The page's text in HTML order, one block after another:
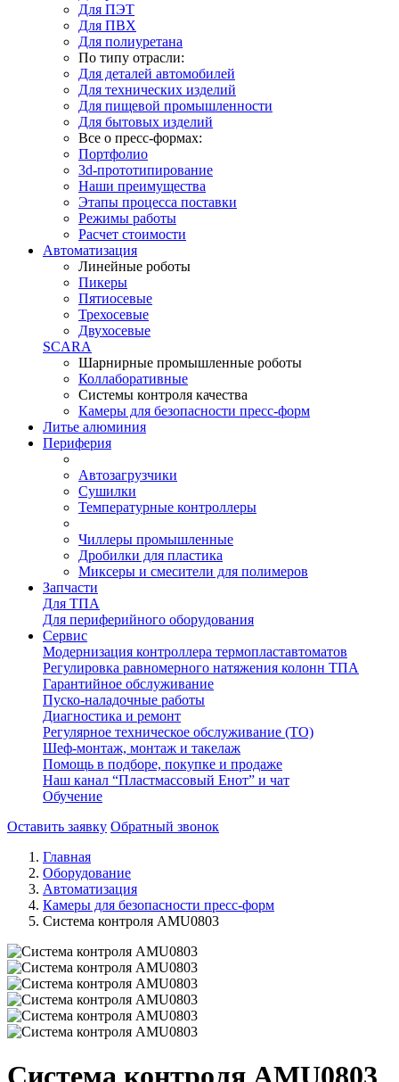
Для ПЭТ
Для ПВХ
Для полиуретана
По типу отрасли:
Для деталей автомобилей
Для технических изделий
Для пищевой промышленности
Для бытовых изделий
Все о пресс-формах:
Портфолио
3d-прототипирование
Наши преимущества
Этапы процесса поставки
Режимы работы
Расчет стоимости
Автоматизация
Линейные роботы
Пикеры
Пятиосевые
Трехосевые
Двухосевые
SCARA
Шарнирные промышленные роботы
Коллаборативные
Системы контроля качества
Камеры для безопасности пресс-форм
Литье алюминия
Периферия
Автозагрузчики
Сушилки
Температурные контроллеры
Чиллеры промышленные
Дробилки для пластика
Миксеры и смесители для полимеров
Запчасти
Для ТПА
Для периферийного оборудования
Сервис
Модернизация контроллера термопластавтоматов
Регулировка равномерного натяжения колонн ТПА
Гарантийное обслуживание
Пуско-наладочные работы
Диагностика и ремонт
Регулярное техническое обслуживание (ТО)
Шеф-монтаж, монтаж и такелаж
Помощь в подборе, покупке и продаже
Наш канал “Пластмассовый Енот” и чат
Обучение
Оставить заявку Обратный звонок
Главная
Оборудование
Автоматизация
Камеры для безопасности пресс-форм
Система контроля AMU0803
Система контроля AMU0803